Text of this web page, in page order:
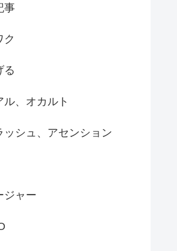
事
ク
る
、オカルト
ッシュ、アセンション
ジャー